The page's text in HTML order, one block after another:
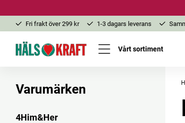
Fri frakt över 299 kr 1-3 dagars leverans
Vårt sortiment
Varumärken
4Him&Her